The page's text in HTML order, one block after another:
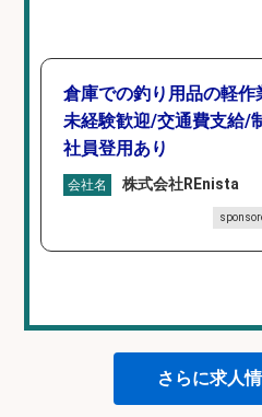
倉庫での釣り用品の軽
未経験歓迎/交通費支給/
社員登用あり
会社名 株式会社REnista
さらに求人